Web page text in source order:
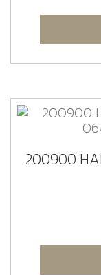
200900